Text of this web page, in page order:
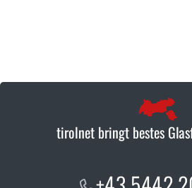
tirolnet bringt bestes